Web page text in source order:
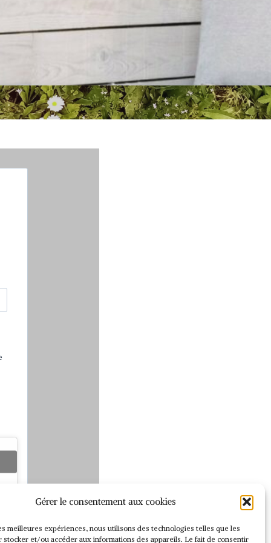
Gérer le consentement aux cookies
meilleures expériences, nous utilisons des technologies telles que les
stocker et/ou accéder aux informations des appareils. Le fait de consentir